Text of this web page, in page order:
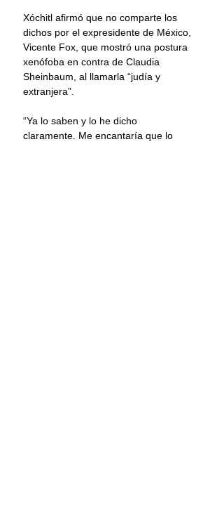
Xóchitl afirmó que no comparte los
dichos por el expresidente de México,
Vicente Fox, que mostró una postura
xenófoba en contra de Claudia
Sheinbaum, al llamarla “judía y
extranjera”.
“Ya lo saben y lo he dicho
claramente. Me encantaría que lo